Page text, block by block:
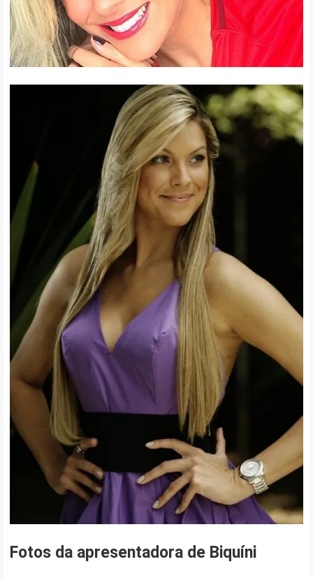
Fotos da apresentadora de Biquíni